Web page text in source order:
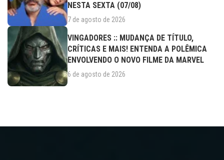
NESTA SEXTA (07/08)
7 de agosto de 2026
VINGADORES :: MUDANÇA DE TÍTULO,
CRÍTICAS E MAIS! ENTENDA A POLÊMICA
ENVOLVENDO O NOVO FILME DA MARVEL
6 de agosto de 2026